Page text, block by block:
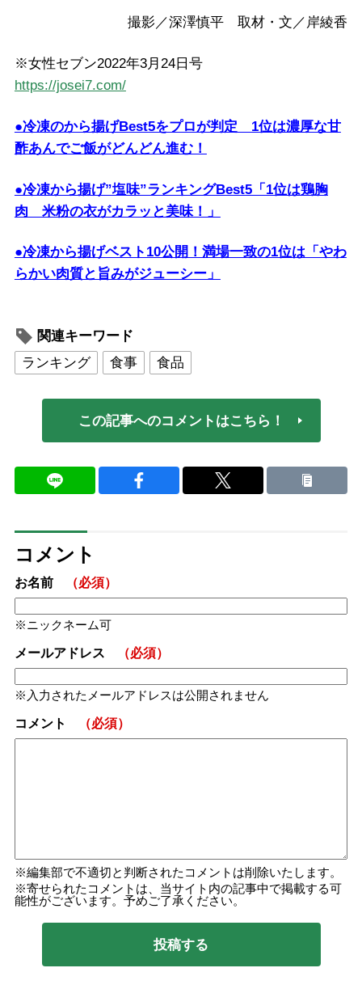
撮影／深澤慎平 取材・文／岸綾香
※女性セブン2022年3月24日号
https://josei7.com/
●冷凍のから揚げBest5をプロが判定 1位は濃厚な甘
酢あんでご飯がどんどん進む！
●冷凍から揚げ”塩味”ランキングBest5「1位は鶏胸
肉 米粉の衣がカラッと美味！」
●冷凍から揚げベスト10公開！満場一致の1位は「やわ
らかい肉質と旨みがジューシー」
関連キーワード
ランキング
食事 食品
この記事へのコメントはこちら！
コメント
お名前 （必須）
ニックネーム可
メールアドレス （必須）
入力されたメールアドレスは公開されません
コメント （必須）
編集部で不適切と判断されたコメントは削除いたします。
寄せられたコメントは、当サイト内の記事中で掲載する可
能性がございます。予めご了承ください。